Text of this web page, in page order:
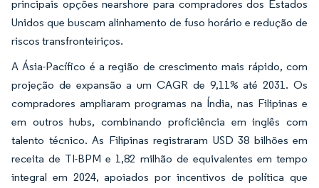
principais opções nearshore para compradores dos Estados
Unidos que buscam alinhamento de fuso horário e redução de
riscos transfronteiriços.
A Ásia-Pacífico é a região de crescimento mais rápido, com
projeção de expansão a um CAGR de 9,11% até 2031. Os
compradores ampliaram programas na Índia, nas Filipinas e
em outros hubs, combinando proficiência em inglês com
talento técnico. As Filipinas registraram USD 38 bilhões em
receita de TI-BPM e 1,82 milhão de equivalentes em tempo
integral em 2024, apoiados por incentivos de política que